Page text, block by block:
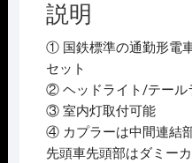
説明
① 国鉄標準の通勤形電
セット
② ヘッドライト/テール
③ 室内灯取付可能
④ カプラーは中間連結
先頭車先頭部はダミー